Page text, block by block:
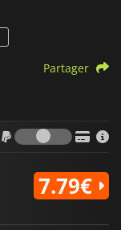
Partager
Frais
7.79€